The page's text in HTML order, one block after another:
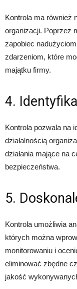
Kontrola ma również
organizacji. Poprzez
zapobiec
zdarzeniom, które
majątku firmy.
4.
Kontrola pozwala na
działalnością
działania mające na
bezpieczeństwa.
5.
Kontrola umożliwia
których można
monitorowaniu i
eliminować zbędne
jakość